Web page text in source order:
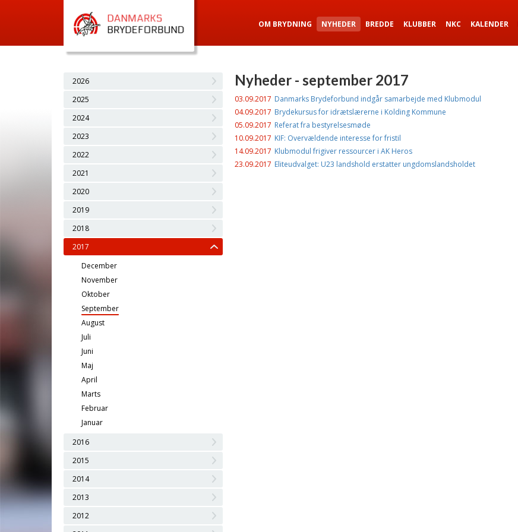
OM BRYDNING NYHEDER BREDDE KLUBBER NKC KALENDER
2026
2025
2024
2023
2022
2021
2020
2019
2018
2017
December
November
Oktober
September
August
Juli
Juni
Maj
April
Marts
Februar
Januar
2016
2015
2014
2013
2012
Nyheder - september 2017
03.09.2017 Danmarks Brydeforbund indgår samarbejde med Klubmodul
04.09.2017 Brydekursus for idrætslærerne i Kolding Kommune
05.09.2017 Referat fra bestyrelsesmøde
10.09.2017 KIF: Overvældende interesse for fristil
14.09.2017 Klubmodul frigiver ressourcer i AK Heros
23.09.2017 Eliteudvalget: U23 landshold erstatter ungdomslandsholdet